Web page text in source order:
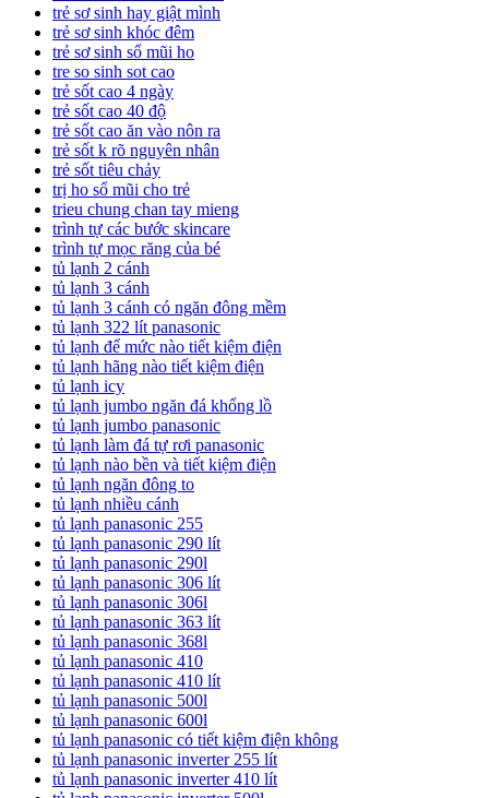
trẻ sơ sinh hay giật mình
trẻ sơ sinh khóc đêm
trẻ sơ sinh sổ mũi ho
tre so sinh sot cao
trẻ sốt cao 4 ngày
trẻ sốt cao 40 độ
trẻ sốt cao ăn vào nôn ra
trẻ sốt k rõ nguyên nhân
trẻ sốt tiêu chảy
trị ho sổ mũi cho trẻ
trieu chung chan tay mieng
trình tự các bước skincare
trình tự mọc răng của bé
tủ lạnh 2 cánh
tủ lạnh 3 cánh
tủ lạnh 3 cánh có ngăn đông mềm
tủ lạnh 322 lít panasonic
tủ lạnh để mức nào tiết kiệm điện
tủ lạnh hãng nào tiết kiệm điện
tủ lạnh icy
tủ lạnh jumbo ngăn đá khổng lồ
tủ lạnh jumbo panasonic
tủ lạnh làm đá tự rơi panasonic
tủ lạnh nào bền và tiết kiệm điện
tủ lạnh ngăn đông to
tủ lạnh nhiều cánh
tủ lạnh panasonic 255
tủ lạnh panasonic 290 lít
tủ lạnh panasonic 290l
tủ lạnh panasonic 306 lít
tủ lạnh panasonic 306l
tủ lạnh panasonic 363 lít
tủ lạnh panasonic 368l
tủ lạnh panasonic 410
tủ lạnh panasonic 410 lít
tủ lạnh panasonic 500l
tủ lạnh panasonic 600l
tủ lạnh panasonic có tiết kiệm điện không
tủ lạnh panasonic inverter 255 lít
tủ lạnh panasonic inverter 410 lít